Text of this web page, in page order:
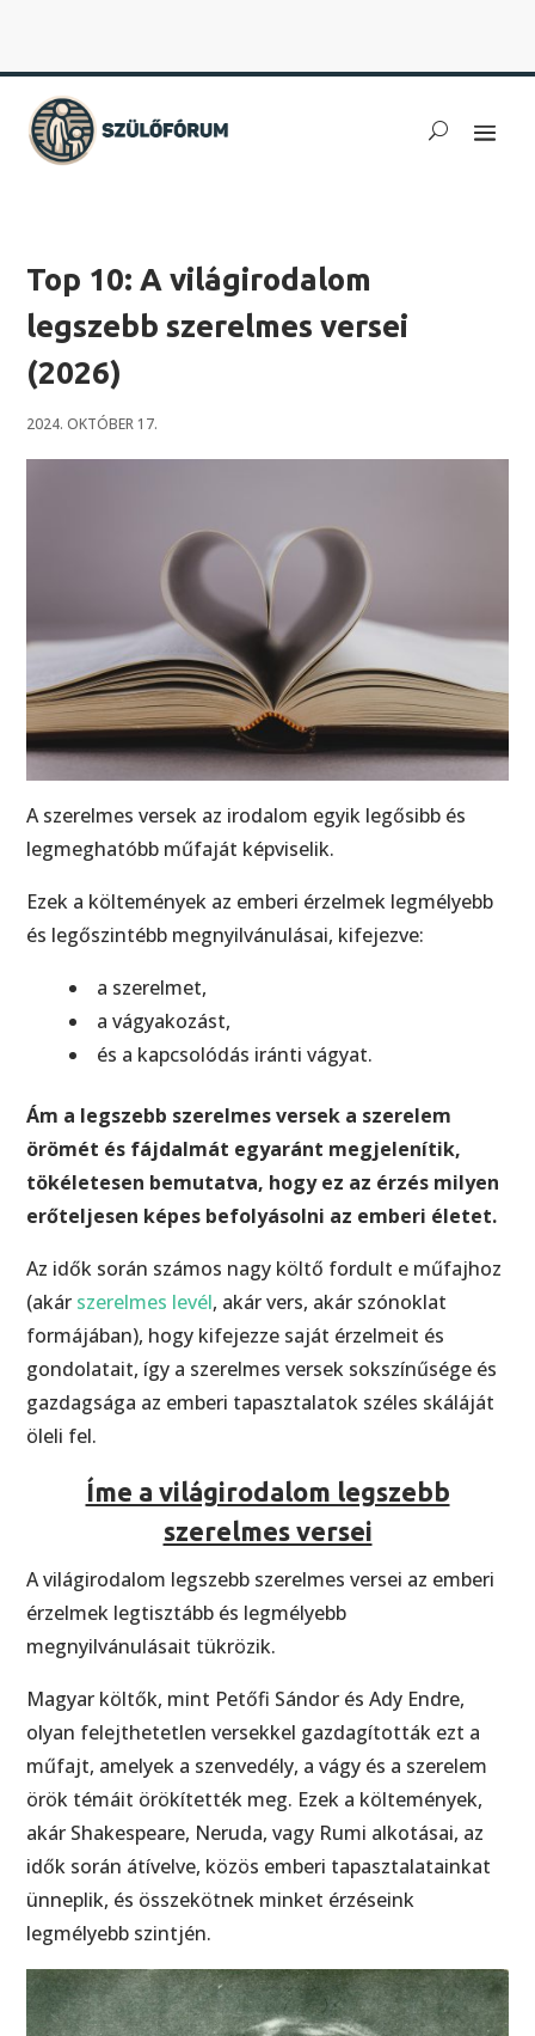
Top 10: A világirodalom
legszebb szerelmes versei
(2026)
2024. OKTÓBER 17.
A szerelmes versek az irodalom egyik legősibb és
legmeghatóbb műfaját képviselik.
Ezek a költemények az emberi érzelmek legmélyebb
és legőszintébb megnyilvánulásai, kifejezve:
a szerelmet,
a vágyakozást,
és a kapcsolódás iránti vágyat.
Ám a legszebb szerelmes versek a szerelem
örömét és fájdalmát egyaránt megjelenítik,
tökéletesen bemutatva, hogy ez az érzés milyen
erőteljesen képes befolyásolni az emberi életet.
Az idők során számos nagy költő fordult e műfajhoz
(akár szerelmes levél, akár vers, akár szónoklat
formájában), hogy kifejezze saját érzelmeit és
gondolatait, így a szerelmes versek sokszínűsége és
gazdagsága az emberi tapasztalatok széles skáláját
öleli fel.
Íme a világirodalom legszebb
szerelmes versei
A világirodalom legszebb szerelmes versei az emberi
érzelmek legtisztább és legmélyebb
megnyilvánulásait tükrözik.
Magyar költők, mint Petőfi Sándor és Ady Endre,
olyan felejthetetlen versekkel gazdagították ezt a
műfajt, amelyek a szenvedély, a vágy és a szerelem
örök témáit örökítették meg. Ezek a költemények,
akár Shakespeare, Neruda, vagy Rumi alkotásai, az
idők során átívelve, közös emberi tapasztalatainkat
ünneplik, és összekötnek minket érzéseink
legmélyebb szintjén.